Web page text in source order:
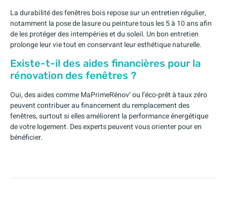
La durabilité des fenêtres bois repose sur un entretien régulier,
notamment la pose de lasure ou peinture tous les 5 à 10 ans afin
de les protéger des intempéries et du soleil. Un bon entretien
prolonge leur vie tout en conservant leur esthétique naturelle.
Existe-t-il des aides financières pour la
rénovation des fenêtres ?
Oui, des aides comme MaPrimeRénov’ ou l’éco-prêt à taux zéro
peuvent contribuer au financement du remplacement des
fenêtres, surtout si elles améliorent la performance énergétique
de votre logement. Des experts peuvent vous orienter pour en
bénéficier.